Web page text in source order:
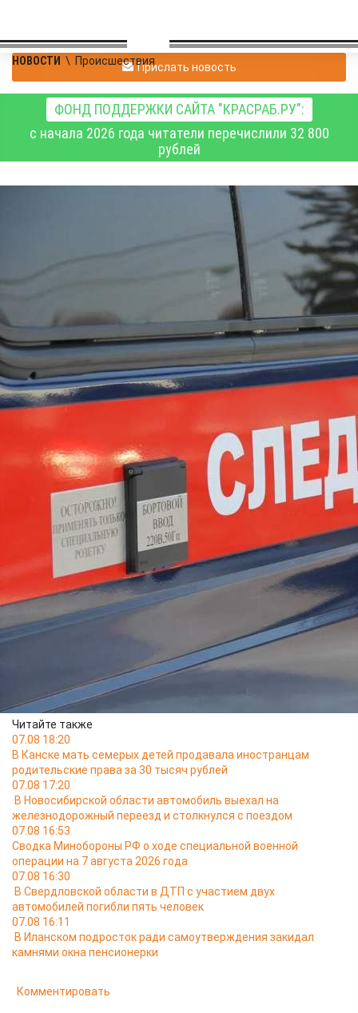
НОВОСТИ \ ПроисшествияПрислать новость
ФОНД ПОДДЕРЖКИ САЙТА "КРАСРАБ.РУ":
с начала 2026 года читатели перечислили 32 800
рублей
Следователи проводят
проверку по факту
хлопка газа в кафе в
городе Новосибирске
Происшествия
04.06.2026 17:28
Сегодня в одном из кафе города Новосибирска произошла
разгерметизация газового баллона и последующая вспышка
газовоздушной смеси. В результате происшествия
пострадали три человека, в том числе несовершеннолетний,
они доставлены в медицинское учреждение.
По данному факту следователи СК по Новосибирской
области проводят доследственную проверку.
В настоящее время они проводят осмотр места
происшествия. Назначены ряд судебных экспертиз,
устанавливаются обстоятельства произошедшего.
Читайте также
07.08 18:20
В Канске мать семерых детей продавала иностранцам
родительские права за 30 тысяч рублей
07.08 17:20
В Новосибирской области автомобиль выехал на
железнодорожный переезд и столкнулся с поездом
07.08 16:53
Сводка Минобороны РФ о ходе специальной военной
операции на 7 августа 2026 года
07.08 16:30
В Свердловской области в ДТП с участием двух
автомобилей погибли пять человек
07.08 16:11
В Иланском подросток ради самоутверждения закидал
камнями окна пенсионерки
Комментировать